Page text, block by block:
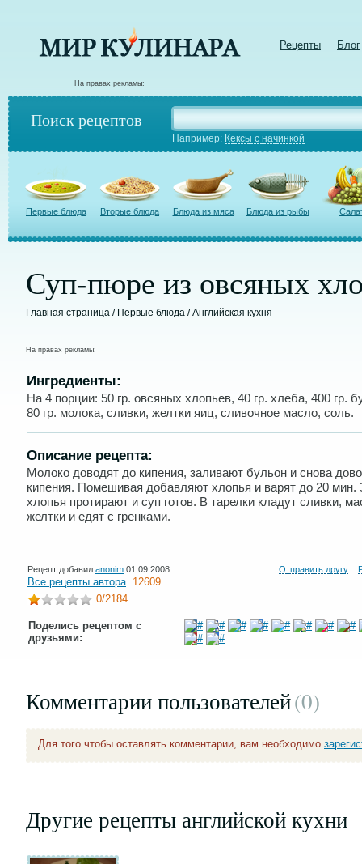
Рецепты Блог
На правах рекламы:
Поиск рецептов
Например: Кексы с начинкой
Первые блюда Вторые блюда Блюда из мяса Блюда из рыбы
Суп-пюре из овсяных
Главная страница / Первые блюда /Английская кухня
На правах рекламы:
Ингредиенты:
На 4 порции: 50 гр. овсяных хлопьев, 40 гр. хлеба, 400 гр.
80 гр. молока, сливки, желтки яиц, сливочное масло, соль.
Описание рецепта:
Молоко доводят до кипения, заливают бульон и снова
кипения. Помешивая добавляют хлопья и варят до 20 мин.
хлопья протирают и суп готов. В тарелки кладут сливки,
желтки и едят с гренками.
Рецепт добавил anonim 01.09.2008 Отправить другу
Все рецепты автора 12609
0/2184
Поделись рецептом с
друзьями:
Комментарии пользователей(0)
Для того чтобы оставлять комментарии, вам необходимо
Другие рецепты английской кухни